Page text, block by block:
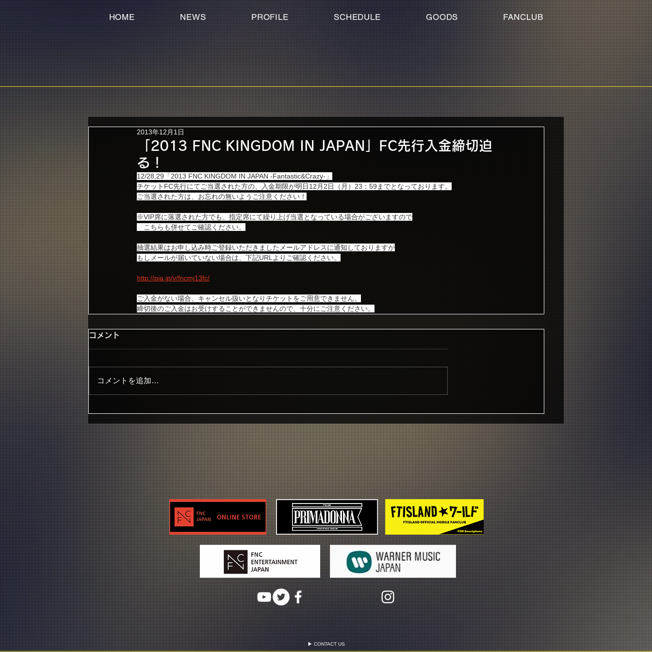
HOME NEWS PROFILE SCHEDULE GOODS FANCLUB
「2013 FNC KINGDOM IN JAPAN」FC先行入金締切迫
る！
2013年12月1日
12/28,29「2013 FNC KINGDOM IN JAPAN -Fantastic&Crazy-」
チケットFC先行にてご当選された方の、入金期限が明日12月2日（月）23：59までとなっております。
ご当選された方は、お忘れの無いようご注意ください！
※VIP席に落選された方でも、指定席にて繰り上げ当選となっている場合がございますので
こちらも併せてご確認ください。
抽選結果はお申し込み時ご登録いただきましたメールアドレスに通知しておりますが
もしメールが届いていない場合は、下記URLよりご確認ください。
http://pia.jp/v/fncmj13fc/
ご入金がない場合、キャンセル扱いとなりチケットをご用意できません。
締切後のご入金はお受けすることができませんので、十分にご注意ください。
コメント
コメントを追加…
▶ CONTACT US